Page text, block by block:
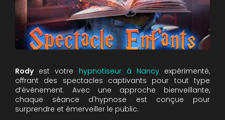
Rodyest votre hypnotiseur à Nancyexpérimenté,
offrant des spectacles captivants pour tout type
d’événement. Avec une approche bienveillante,
chaque séance d'hypnose est conçue pour
surprendre et émerveiller le public.